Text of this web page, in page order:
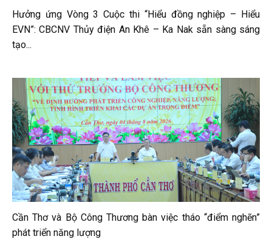
Hưởng ứng Vòng 3 Cuộc thi “Hiểu đồng nghiệp – Hiểu
EVN”: CBCNV Thủy điện An Khê – Ka Nak sẵn sàng sáng
tạo...
Cần Thơ và Bộ Công Thương bàn việc tháo “điểm nghẽn”
phát triển năng lượng